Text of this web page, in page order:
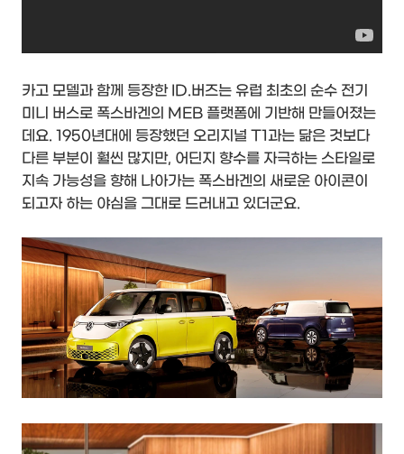
카고 모델과 함께 등장한 ID.버즈는 유럽 최초의 순수 전기
미니 버스로 폭스바겐의 MEB 플랫폼에 기반해 만들어졌는
데요. 1950년대에 등장했던 오리지널 T1과는 닮은 것보다
다른 부분이 훨씬 많지만, 어딘지 향수를 자극하는 스타일로
지속 가능성을 향해 나아가는 폭스바겐의 새로운 아이콘이
되고자 하는 야심을 그대로 드러내고 있더군요.